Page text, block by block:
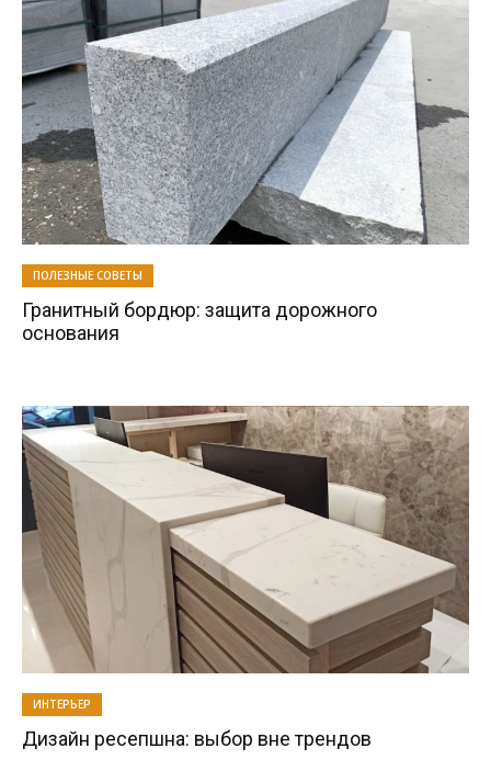
ПОЛЕЗНЫЕ СОВЕТЫ
Гранитный бордюр: защита дорожного
основания
ИНТЕРЬЕР
Дизайн ресепшна: выбор вне трендов